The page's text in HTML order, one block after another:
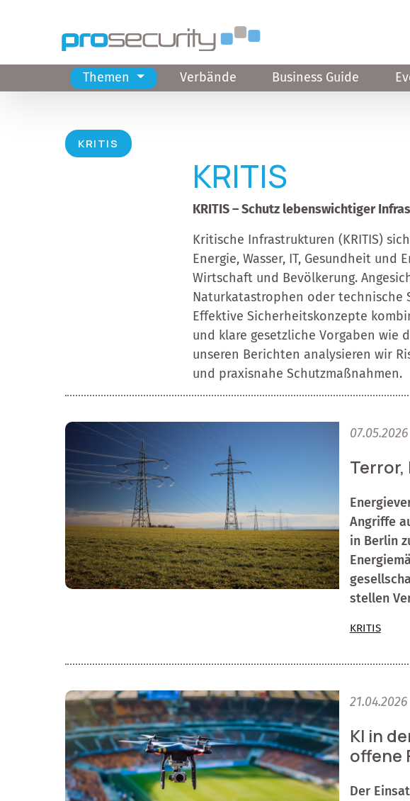
Themen Verbände Business Guide
Hauptnavigation
KRITIS
KRITIS
KRITIS – Schutz lebenswichtiger
Kritische Infrastrukturen (KRITIS)
Energie, Wasser, IT, Gesundheit
Wirtschaft und Bevölkerung.
Naturkatastrophen oder technische
Effektive Sicherheitskonzepte
und klare gesetzliche Vorgaben wie
unseren Berichten analysieren wir
und praxisnahe Schutzmaßnahmen.
07.05.2026
Terror,
Angriffe
in Berlin
stellen
KRITIS
21.04.2026
KI in
offene
Der